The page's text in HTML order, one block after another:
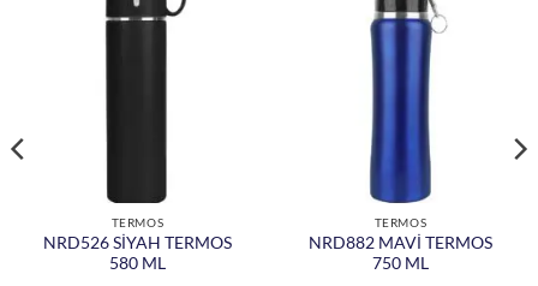
TERMOS
NRD526 SİYAH TERMOS
580 ML
TERMOS
NRD882 MAVİ TERMOS
750 ML